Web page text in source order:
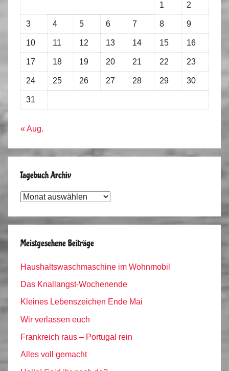
1 2
3 4 5 6 7 8 9
10 11 12 13 14 15 16
17 18 19 20 21 22 23
24 25 26 27 28 29 30
31
« Aug.
Tagebuch Archiv
Tagebuch
Meistgesehene Beiträge
Haushaltswaschmaschine im Wohnmobil
Das Knallangst-Wochenende
Kleines Lebenszeichen Ende Mai
Wir verlassen euch
Frankreich raus – Portugal rein
Alles voll gemacht